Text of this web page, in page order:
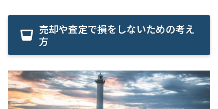
売却や査定で損をしないための考え
方